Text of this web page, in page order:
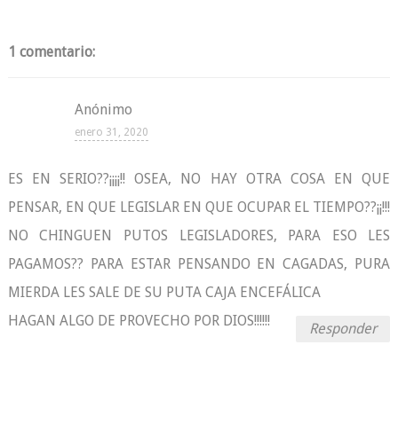
1 comentario:
Anónimo
enero 31, 2020
ES EN SERIO??¡¡¡¡!! OSEA, NO HAY OTRA COSA EN QUE
PENSAR, EN QUE LEGISLAR EN QUE OCUPAR EL TIEMPO??¡¡!!!
NO CHINGUEN PUTOS LEGISLADORES, PARA ESO LES
PAGAMOS?? PARA ESTAR PENSANDO EN CAGADAS, PURA
MIERDA LES SALE DE SU PUTA CAJA ENCEFÁLICA
HAGAN ALGO DE PROVECHO POR DIOS!!!!!!
Responder